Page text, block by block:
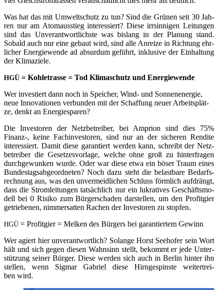
Was hat das mit Umwelt­schutz zu tun? Sind die Grü­nen seit 30 Jah­
ren nur am Atom­aus­stieg inter­es­siert? Die­se irr­sin­ni­gen Lei­tun­gen
sind das Unver­ant­wort­lichs­te was bis­lang in der Pla­nung stand.
Sobald auch nur eine gebaut wird, sind alle Anrei­ze in Rich­tung ehr­
li­cher Ener­gie­wen­de ad absur­dum geführt, inklu­si­ve der Ein­hal­tung
der Klimaziele.
HGÜ = Koh­le­tras­se = Tod Kli­ma­schutz und Energiewende
Wer inves­tiert dann noch in Spei­cher, Wind- und Son­nen­en­er­gie,
neue Inno­va­tio­nen ver­bun­den mit der Schaf­fung neu­er Arbeits­plät­
ze, denkt an Energiesparen?
Die Inves­to­ren der Netz­be­trei­ber, bei Ampri­on sind dies 75%
Finanz‑, kei­ne Fach­in­ves­to­ren, sind nur an der siche­ren Ren­di­te
inter­es­siert. Damit die­se garan­tiert wer­den kann, schreibt der Netz­
be­trei­ber die Geset­zes­vor­la­ge, wel­che ohne groß zu hin­ter­fra­gen
durch­ge­wun­ken wur­de. Oder war die­se etwa ein böser Traum eines
Bun­des­tags­ab­ge­ord­ne­ten? Noch dazu steht die belast­ba­re Bedarfs­
rech­nung aus, was den unver­meid­li­chen Schluss förm­lich auf­drängt,
dass die Strom­lei­tun­gen tat­säch­lich nur ein lukra­ti­ves Geschäfts­mo­
dell bei 0 Risi­ko zum Bür­ger­scha­den dar­stel­len, um den Pro­fit­gier
getrie­be­nen, nim­mer­sat­ten Rachen der Inves­to­ren zu stopfen.
HGÜ = Pro­fit­gier = Mel­ken des Bür­gers bei garan­tier­tem Gewinn
Wer agiert hier unver­ant­wort­lich? Solan­ge Horst See­ho­fer sein Wort
hält und sich gegen die­sen Wahn­sinn stellt, bekommt er jede Unter­
stüt­zung sei­ner Bür­ger. Die­se wer­den sich auch in Ber­lin hin­ter ihn
stel­len, wenn Sig­mar Gabri­el die­se Hirn­ge­spins­te wei­ter­trei­
ben wird.